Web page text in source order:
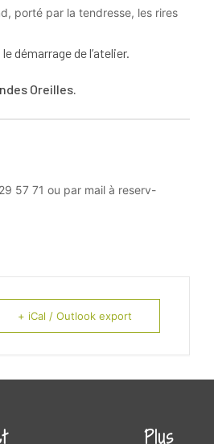
porté par la tendresse, les rires
démarrage de l’atelier.
Oreilles.
57 71 ou par mail à reserv-
+ iCal / Outlook export
Plus